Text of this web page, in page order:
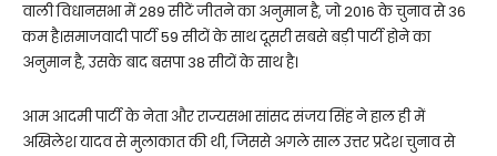
वाली विधानसभा में 289 सीटें जीतने का अनुमान है, जो 2016 के चुनाव से 36
कम है।समाजवादी पार्टी 59 सीटों के साथ दूसरी सबसे बड़ी पार्टी होने का
अनुमान है, उसके बाद बसपा 38 सीटों के साथ है।
आम आदमी पार्टी के नेता और राज्यसभा सांसद संजय सिंह ने हाल ही में
अखिलेश यादव से मुलाकात की थी, जिससे अगले साल उत्तर प्रदेश चुनाव से